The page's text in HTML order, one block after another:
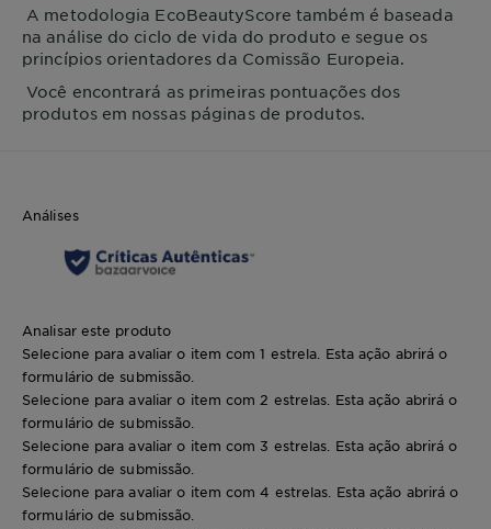
A metodologia EcoBeautyScore também é baseada
na análise do ciclo de vida do produto e segue os
princípios orientadores da Comissão Europeia.
Você encontrará as primeiras pontuações dos
produtos em nossas páginas de produtos.
Análises
Analisar este produto
Selecione para avaliar o item com 1 estrela. Esta ação abrirá o
formulário de submissão.
Selecione para avaliar o item com 2 estrelas. Esta ação abrirá o
formulário de submissão.
Selecione para avaliar o item com 3 estrelas. Esta ação abrirá o
formulário de submissão.
Selecione para avaliar o item com 4 estrelas. Esta ação abrirá o
formulário de submissão.